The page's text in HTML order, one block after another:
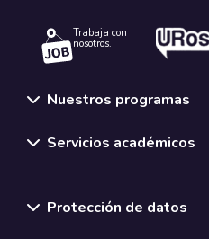
Trabaja con
nosotros.
Nuestros programas
Servicios académicos
Protección de datos